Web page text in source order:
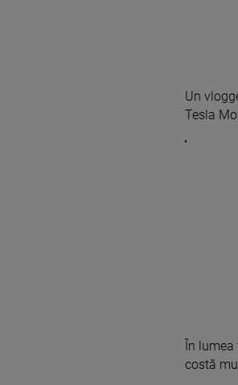
Un
Tesla
În
costă